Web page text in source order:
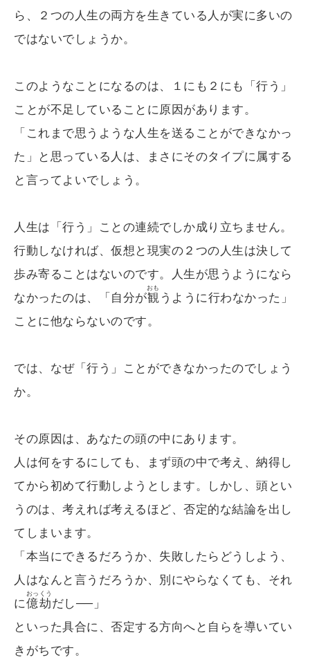
ら、２つの人生の両方を生きている人が実に多いの
ではないでしょうか。
このようなことになるのは、１にも２にも「行う」
ことが不足していることに原因があります。
「これまで思うような人生を送ることができなかっ
た」と思っている人は、まさにそのタイプに属する
と言ってよいでしょう。
人生は「行う」ことの連続でしか成り立ちません。
行動しなければ、仮想と現実の２つの人生は決して
歩み寄ることはないのです。人生が思うようになら
なかったのは、「自分が観
おも
うように行わなかった」
ことに他ならないのです。
では、なぜ「行う」ことができなかったのでしょう
か。
その原因は、あなたの頭の中にあります。
人は何をするにしても、まず頭の中で考え、納得し
てから初めて行動しようとします。しかし、頭とい
うのは、考えれば考えるほど、否定的な結論を出し
てしまいます。
「本当にできるだろうか、失敗したらどうしよう、
人はなんと言うだろうか、別にやらなくても、それ
に億劫
おっくう
だし──」
といった具合に、否定する方向へと自らを導いてい
きがちです。